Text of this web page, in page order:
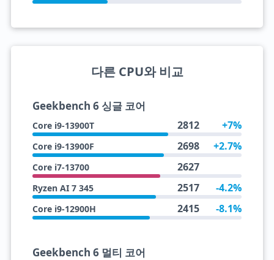
다른 CPU와 비교
Geekbench 6 싱글 코어
Core i9-13900T 2812 +7%
Core i9-13900F 2698 +2.7%
Core i7-13700 2627
Ryzen AI 7 345 2517 -4.2%
Core i9-12900H 2415 -8.1%
Geekbench 6 멀티 코어